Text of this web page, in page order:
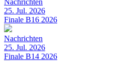
25. Jul. 2026
Finale B16 2026
Nachrichten
25. Jul. 2026
Finale B14 2026